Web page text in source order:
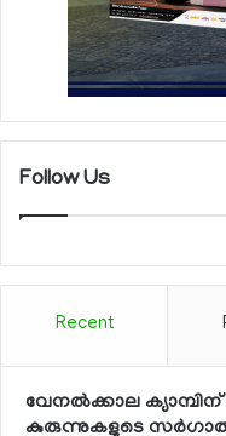
Follow Us
Recent
വേനല്‍ക്കാല
കുരുന്നുകളുടെ